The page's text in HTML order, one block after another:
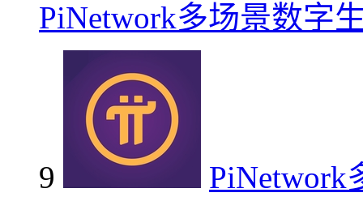
PiNetwork多场景数字
9
PiNetwork